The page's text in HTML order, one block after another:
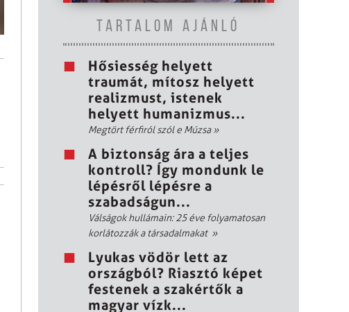
TARTALOM AJÁNLÓ
Hősiesség helyett
traumát, mítosz helyett
realizmust, istenek
helyett humanizmus...
Megtört férfiról szól e Múzsa»
A biztonság ára a teljes
kontroll? Így mondunk le
lépésről lépésre a
szabadságun...
Válságok hullámain: 25 éve folyamatosan
korlátozzák a társadalmakat »
Lyukas vödör lett az
országból? Riasztó képet
festenek a szakértők a
magyar vízk...